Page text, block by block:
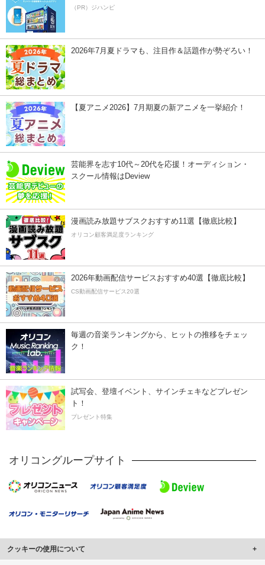
（PR）ジハンピ
2026年7月夏ドラマも、注目作＆話題作が勢ぞろい！
【夏アニメ2026】7月期夏の新アニメを一挙紹介！
芸能界を志す10代～20代を応援！オーディション・
スクール情報はDeview
漫画読み放題サブスクおすすめ11選【徹底比較】
オリコン顧客満足度ランキング
2026年動画配信サービスおすすめ40選【徹底比較】
CS動画配信サービス20選
毎週の音楽ランキングから、ヒットの推移をチェッ
ク！
試写会、登壇イベント、サインチェキなどプレゼン
ト！
プレゼント特集
オリコングループサイト
クッキーの使用について